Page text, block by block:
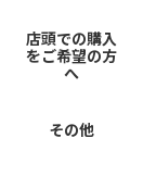
店頭での購入
をご希望の方
へ
その他